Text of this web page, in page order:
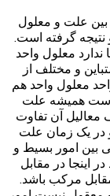
علت و معلول
گرفته است.
معلول واحد
و مختلف از
معلول واحد هم
است همیشه علت
آن تفاوت
در یک زمان علت
بین امور بسیط و
اینجا در مقابل
مرکب باشد.